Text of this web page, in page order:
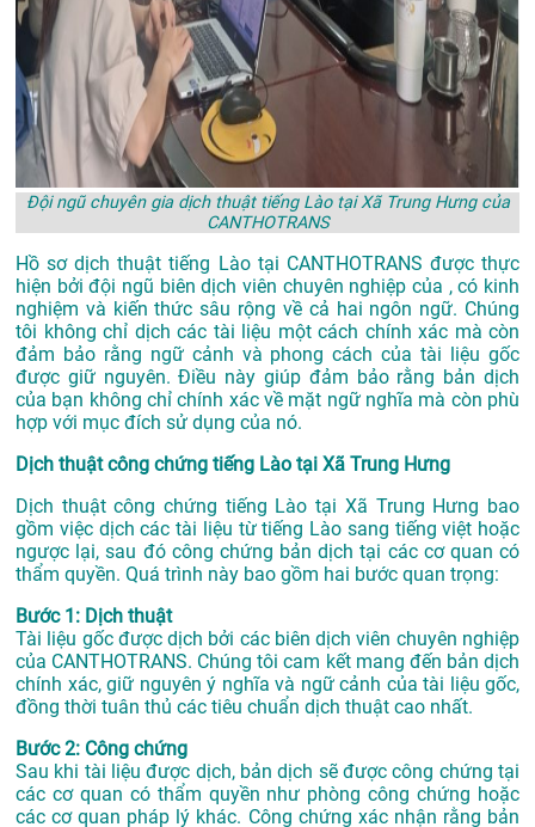
Đội ngũ chuyên gia dịch thuật tiếng Lào tại Xã Trung Hưng của
CANTHOTRANS
Hồ sơ dịch thuật tiếng Lào tại CANTHOTRANS được thực
hiện bởi đội ngũ biên dịch viên chuyên nghiệp của , có kinh
nghiệm và kiến thức sâu rộng về cả hai ngôn ngữ. Chúng
tôi không chỉ dịch các tài liệu một cách chính xác mà còn
đảm bảo rằng ngữ cảnh và phong cách của tài liệu gốc
được giữ nguyên. Điều này giúp đảm bảo rằng bản dịch
của bạn không chỉ chính xác về mặt ngữ nghĩa mà còn phù
hợp với mục đích sử dụng của nó.
Dịch thuật công chứng tiếng Lào tại Xã Trung Hưng
Dịch thuật công chứng tiếng Lào tại Xã Trung Hưng bao
gồm việc dịch các tài liệu từ tiếng Lào sang tiếng việt hoặc
ngược lại, sau đó công chứng bản dịch tại các cơ quan có
thẩm quyền. Quá trình này bao gồm hai bước quan trọng:
Bước 1: Dịch thuật
Tài liệu gốc được dịch bởi các biên dịch viên chuyên nghiệp
của CANTHOTRANS. Chúng tôi cam kết mang đến bản dịch
chính xác, giữ nguyên ý nghĩa và ngữ cảnh của tài liệu gốc,
đồng thời tuân thủ các tiêu chuẩn dịch thuật cao nhất.
Bước 2: Công chứng
Sau khi tài liệu được dịch, bản dịch sẽ được công chứng tại
các cơ quan có thẩm quyền như phòng công chứng hoặc
các cơ quan pháp lý khác. Công chứng xác nhận rằng bản